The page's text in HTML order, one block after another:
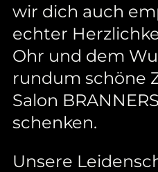
wir dich auch
echter
Ohr und dem
rundum schöne
Salon
schenken.
Unsere